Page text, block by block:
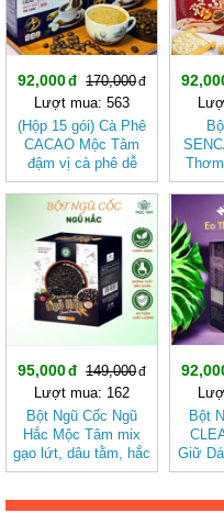
92,000
170,000
Lượt mua: 563
(Hộp 15 gói) Cà Phê
CACAO Mộc Tâm
đậm vị cà phê dễ
uống
Nhẹ,
-36%
95,000
149,000
Lượt mua: 162
Bột Ngũ Cốc Ngũ
Hắc Mộc Tâm mix
gạo lứt, dâu tằm, hắc
kỷ tử, mè đen, đậu
Bột
Giữ
Theo